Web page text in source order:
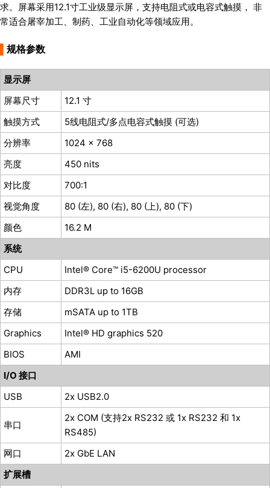
求。屏幕采用12.1寸工业级显示屏，支持电阻式或电容式触摸， 非
常适合屠宰加工、制药、工业自动化等领域应用。
规格参数
显示屏
屏幕尺寸
12.1 寸
触摸方式
5线电阻式/多点电容式触摸 (可选)
分辨率
1024 x 768
亮度
450 nits
对比度
700:1
视觉角度
80 (左), 80 (右), 80 (上), 80 (下)
颜色
16.2 M
系统
CPU
Intel® Core™ i5-6200U processor
内存
DDR3L up to 16GB
存储
mSATA up to 1TB
Graphics
Intel® HD graphics 520
BIOS
AMI
I/O 接口
USB
2x USB2.0
串口
2x COM (支持2x RS232 或 1x RS232 和 1x
RS485)
网口
2x GbE LAN
扩展槽